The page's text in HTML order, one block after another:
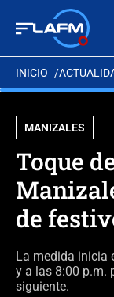
INICIO
MANIZALES
Toque
de
La medida inicia
y a las 8:00 p.m.
siguiente.